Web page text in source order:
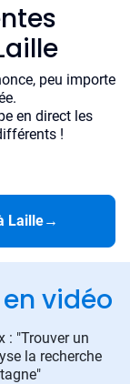
peu importe
en direct les
!
Laille→
en vidéo
: "Trouver un
la recherche